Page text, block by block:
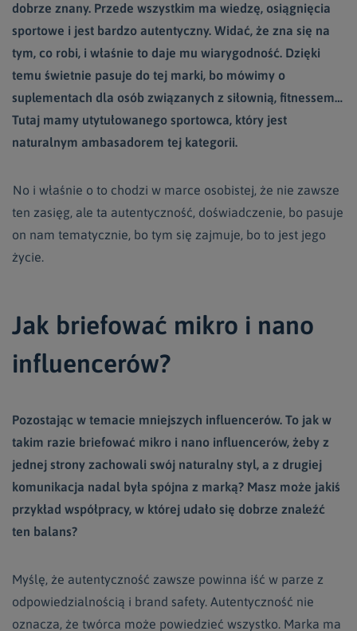
dobrze znany. Przede wszystkim ma wiedzę, osiągnięcia
sportowe i jest bardzo autentyczny. Widać, że zna się na
tym, co robi, i właśnie to daje mu wiarygodność. Dzięki
temu świetnie pasuje do tej marki, bo mówimy o
suplementach dla osób związanych z siłownią, fitnessem…
Tutaj mamy utytułowanego sportowca, który jest
naturalnym ambasadorem tej kategorii.
No i właśnie o to chodzi w marce osobistej, że nie zawsze
ten zasięg, ale ta autentyczność, doświadczenie, bo pasuje
on nam tematycznie, bo tym się zajmuje, bo to jest jego
życie.
Jak briefować mikro i nano
influencerów?
Pozostając w temacie mniejszych influencerów. To jak w
takim razie briefować mikro i nano influencerów, żeby z
jednej strony zachowali swój naturalny styl, a z drugiej
komunikacja nadal była spójna z marką? Masz może jakiś
przykład współpracy, w której udało się dobrze znaleźć
ten balans?
Myślę, że autentyczność zawsze powinna iść w parze z
odpowiedzialnością i brand safety. Autentyczność nie
oznacza, że twórca może powiedzieć wszystko. Marka ma